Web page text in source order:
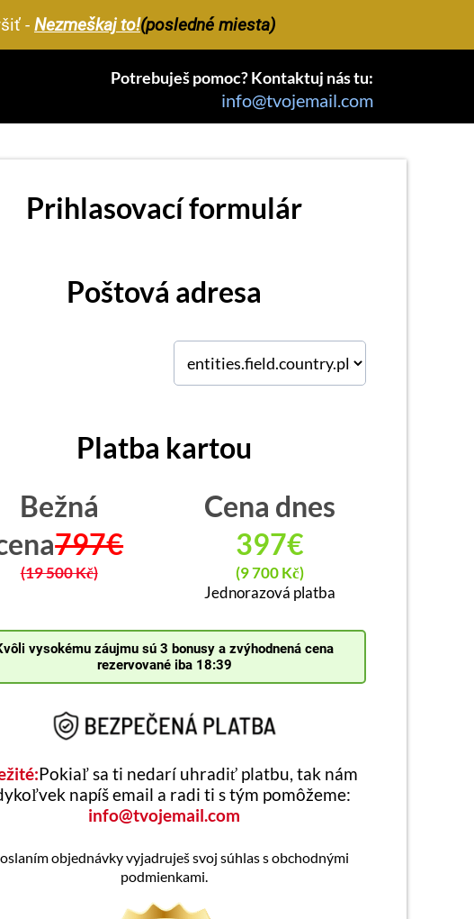
- Nezmeškaj to!(posledné miesta)
Potrebuješ pomoc? Kontaktuj nás tu:
info@tvojemail.com
Prihlasovací formulár
Poštová adresa
Platba kartou
Bežná
797€
(19 500 Kč)
Cena dnes
397€
(9 700 Kč)
Jednorazová platba
vysokému záujmu sú 3 bonusy a zvýhodnená cena
rezervované iba 18:39
Pokiaľ sa ti nedarí uhradiť platbu, tak nám
napíš email a radi ti s tým pomôžeme:
info@tvojemail.com
objednávky vyjadruješ svoj súhlas s obchodnými
podmienkami.